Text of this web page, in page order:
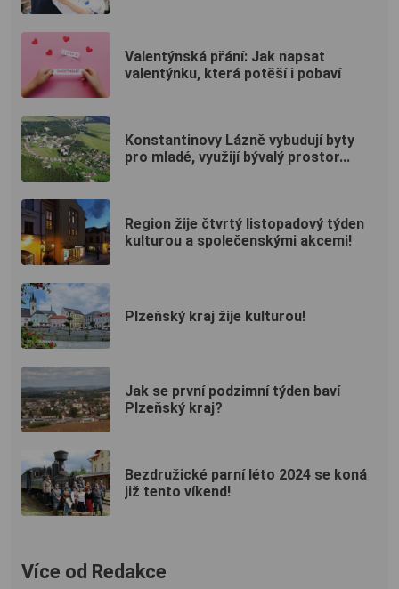
Valentýnská přání: Jak napsat
valentýnku, která potěší i pobaví
Konstantinovy Lázně vybudují byty
pro mladé, využijí bývalý prostor...
Region žije čtvrtý listopadový týden
kulturou a společenskými akcemi!
Plzeňský kraj žije kulturou!
Jak se první podzimní týden baví
Plzeňský kraj?
Bezdružické parní léto 2024 se koná
již tento víkend!
Více od Redakce